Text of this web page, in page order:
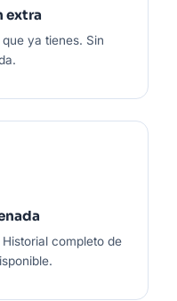
extra
ya tienes. Sin
completo de